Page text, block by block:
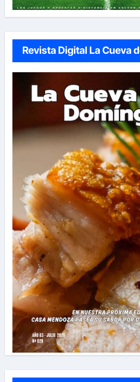
Revista Digital La Cueva